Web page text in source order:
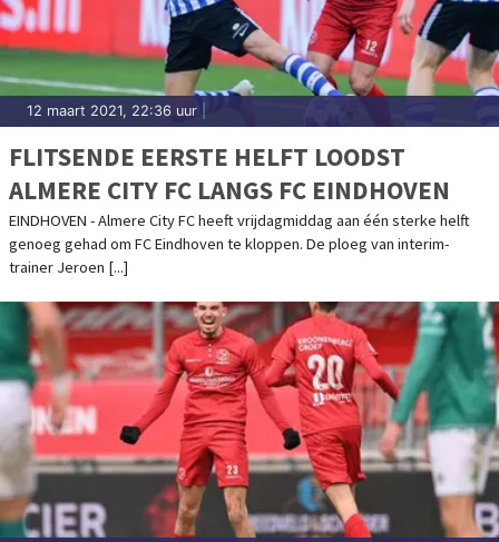
12 maart 2021, 22:36 uur
FLITSENDE EERSTE HELFT LOODST
ALMERE CITY FC LANGS FC EINDHOVEN
EINDHOVEN - Almere City FC heeft vrijdagmiddag aan één sterke helft
genoeg gehad om FC Eindhoven te kloppen. De ploeg van interim-
trainer Jeroen [...]